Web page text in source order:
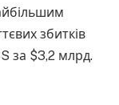
збитків
за $3,2 млрд.